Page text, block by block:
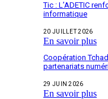
Tic : L’ADETIC
informatique
20 JUILLET 2026
En savoir plus
Coopération
partenariats
29 JUIN 2026
En savoir plus